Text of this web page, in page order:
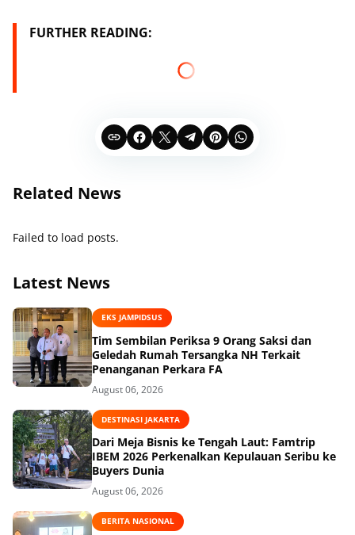
FURTHER READING:
Related News
Failed to load posts.
Latest News
EKS JAMPIDSUS
Tim Sembilan Periksa 9 Orang Saksi dan
Geledah Rumah Tersangka NH Terkait
Penanganan Perkara FA
August 06, 2026
DESTINASI JAKARTA
Dari Meja Bisnis ke Tengah Laut: Famtrip
IBEM 2026 Perkenalkan Kepulauan Seribu ke
Buyers Dunia
August 06, 2026
BERITA NASIONAL